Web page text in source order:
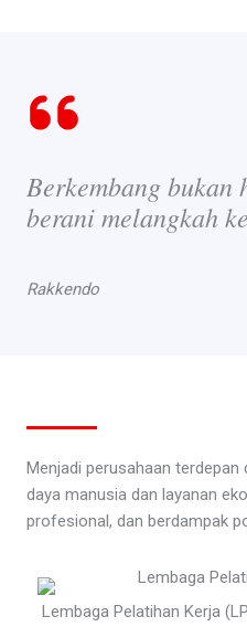
Berkembang
berani melangkah
Rakkendo
Menjadi perusahaan
daya manusia dan layanan
profesional, dan berdampak
Lembaga Pelatihan Kerja